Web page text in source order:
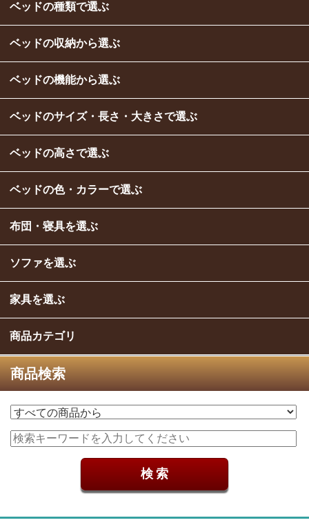
ベッドの種類で選ぶ
ベッドの収納から選ぶ
ベッドの機能から選ぶ
ベッドのサイズ・長さ・大きさで選ぶ
ベッドの高さで選ぶ
ベッドの色・カラーで選ぶ
布団・寝具を選ぶ
ソファを選ぶ
家具を選ぶ
商品カテゴリ
商品検索